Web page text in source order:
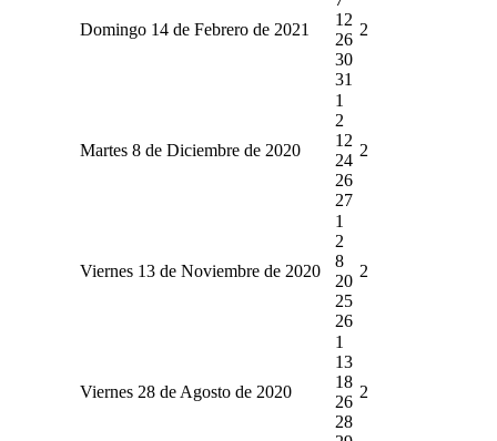
Domingo 14 de Febrero de 2021
12
26
30
31
2
Martes 8 de Diciembre de 2020
1
2
12
24
26
27
2
Viernes 13 de Noviembre de 2020
1
2
8
20
25
26
2
Viernes 28 de Agosto de 2020
1
13
18
26
28
2